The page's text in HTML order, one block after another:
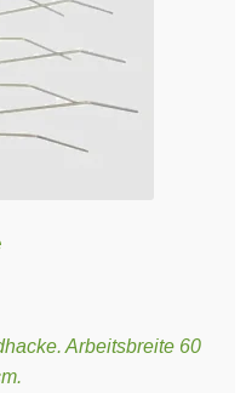
Arbeitsbreite 60